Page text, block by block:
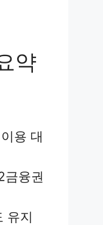
약
용 대
금융권
유지